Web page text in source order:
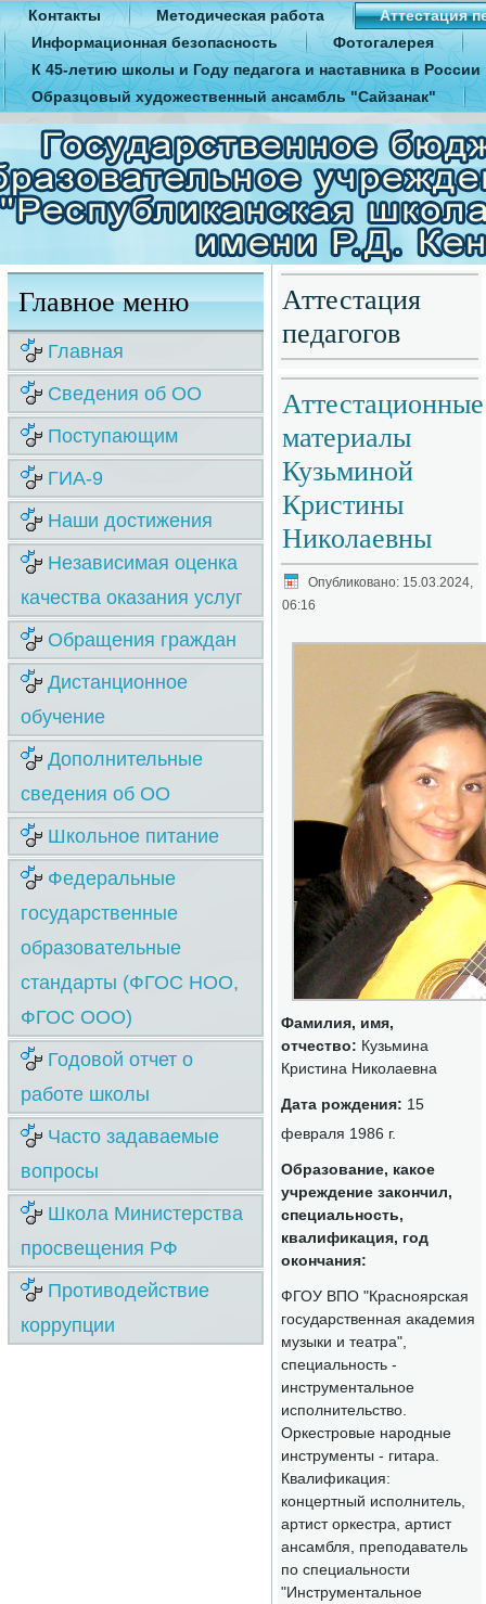
Контакты Методическая работа
Аттестация
Информационная безопасность
Фотогалерея
К 45-летию школы и Году педагога и наставника в России
Образцовый художественный ансамбль "Сайзанак"
Главное меню
Главная
Сведения об ОО
Поступающим
ГИА-9
Наши достижения
Независимая оценка
качества оказания услуг
Обращения граждан
Дистанционное
обучение
Дополнительные
сведения об ОО
Школьное питание
Федеральные
государственные
образовательные
стандарты (ФГОС НОО,
ФГОС ООО)
Годовой отчет о
работе школы
Часто задаваемые
вопросы
Школа Министерства
просвещения РФ
Противодействие
коррупции
Аттестация
педагогов
Аттестационные
материалы
Кузьминой
Кристины
Николаевны
Опубликовано: 15.03.2024,
06:16
Фамилия, имя,
отчество: Кузьмина
Кристина Николаевна
Дата рождения: 15
февраля 1986 г.
Образование, какое
учреждение закончил,
специальность,
квалификация, год
окончания:
ФГОУ ВПО "Красноярская
государственная академия
музыки и театра",
специальность -
инструментальное
исполнительство.
Оркестровые народные
инструменты - гитара.
Квалификация:
концертный исполнитель,
артист оркестра, артист
ансамбля, преподаватель
по специальности
"Инструментальное